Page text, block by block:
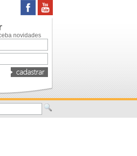
novidades